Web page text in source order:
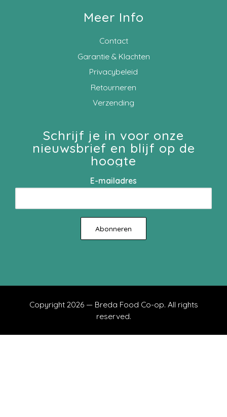
Meer Info
Contact
Garantie & Klachten
Privacybeleid
Retourneren
Verzending
Schrijf je in voor onze
nieuwsbrief en blijf op de
hoogte
E-mailadres
Copyright 2026 — Breda Food Co-op. All rights
reserved.